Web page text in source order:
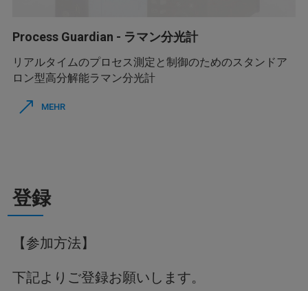
Process Guardian - ラマン分光計
リアルタイムのプロセス測定と制御のためのスタンドア
ロン型高分解能ラマン分光計
MEHR
登録
【参加方法】
下記よりご登録お願いします。